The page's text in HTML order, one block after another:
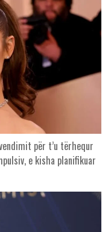
për t’u tërhequr
e kisha planifikuar